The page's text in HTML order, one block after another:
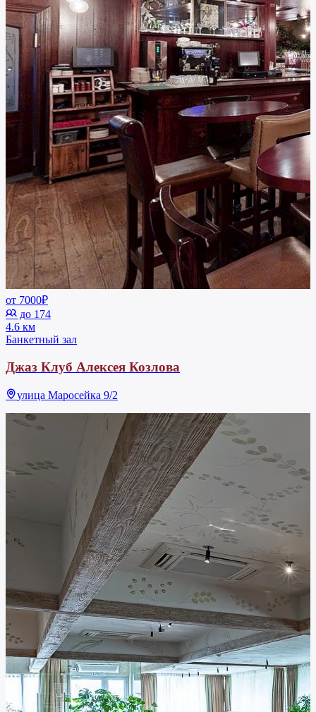
от 7000₽
до 174
4.6 км
Банкетный зал
Джаз Клуб Алексея Козлова
улица Маросейка 9/2